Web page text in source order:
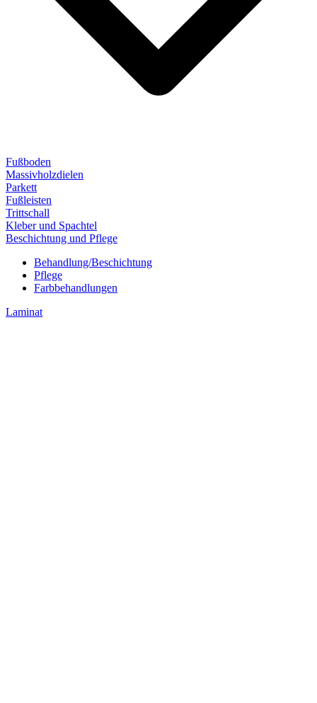
Fußboden
Massivholzdielen
Parkett
Fußleisten
Trittschall
Kleber und Spachtel
Beschichtung und Pflege
Behandlung/Beschichtung
Pflege
Farbbehandlungen
Laminat